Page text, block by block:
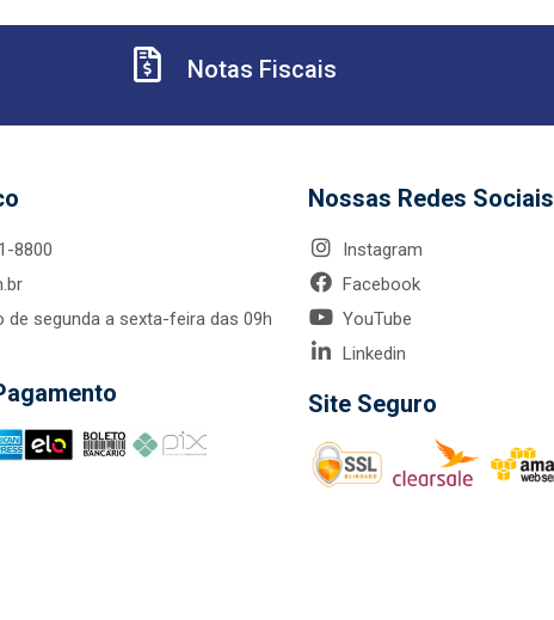
Notas Fiscais
8800
de segunda a sexta-feira das 09h
Nossas Redes Sociais
Instagram
Facebook
YouTube
Linkedin
Site Seguro